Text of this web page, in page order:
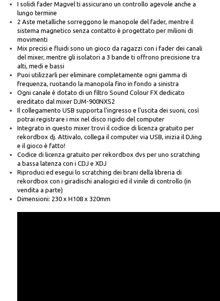
I solidi fader Magvel ti assicurano un controllo agevole anche a
lungo termine
2 Aste metalliche sorreggono le manopole del fader, mentre il
sistema magnetico senza contatto è progettato per milioni di
movimenti
Mix precisi e fluidi sono un gioco da ragazzi con i fader dei canali
del mixer, mentre gli isolatori a 3 bande ti offrono precisione tra
alti, medi e bassi
Puoi utilizzarli per eliminare completamente ogni gamma di
frequenza, ruotando la manopola fino in fondo a sinistra
Ogni canale è dotato di un filtro Sound Colour FX dedicato
ereditato dal mixer DJM-900NXS2
Il collegamento USB supporta l'ingresso e l'uscita dei suoni, così
potrai registrare i mix nel disco rigido del computer
Integrato in questo mixer trovi il codice di licenza gratuito per
rekordbox dj. Attivalo, collega il computer via USB, inizia il DJing
e il gioco è fatto!
Codice di licenza gratuito per rekordbox dvs per uno scratching
a bassa latenza con i CDJ e XDJ
Riproduci ed esegui lo scratching dei brani della libreria di
rekordbox con i giradischi analogici ed il vinile di controllo (in
vendita a parte)
Dimensioni: 230 x H108 x 320mm